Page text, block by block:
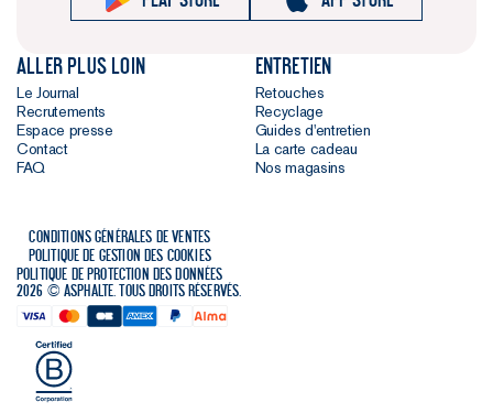
Aller plus loin
Le Journal
Recrutements
Espace presse
Contact
FAQ
Entretien
Retouches
Recyclage
Guides d'entretien
La carte cadeau
Nos magasins
Conditions générales de ventes
Politique de gestion des cookies
Politique de protection des données
2026 © Asphalte. Tous droits réservés.